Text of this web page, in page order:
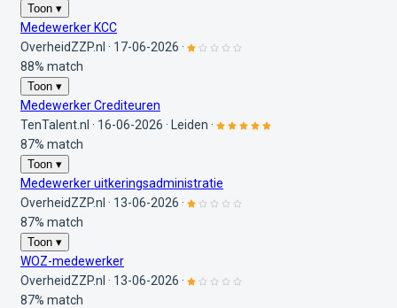
Toon ▾
Medewerker KCC
OverheidZZP.nl · 17-06-2026 ·
88% match
Toon ▾
Medewerker Crediteuren
TenTalent.nl · 16-06-2026 · Leiden ·
87% match
Toon ▾
Medewerker uitkeringsadministratie
OverheidZZP.nl · 13-06-2026 ·
87% match
Toon ▾
WOZ-medewerker
OverheidZZP.nl · 13-06-2026 ·
87% match